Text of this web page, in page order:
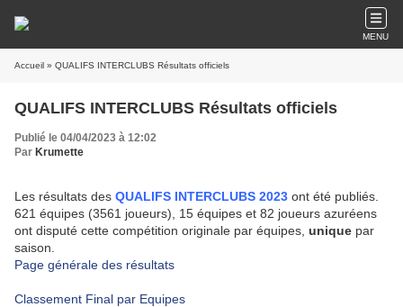
MENU
Accueil » QUALIFS INTERCLUBS Résultats officiels
QUALIFS INTERCLUBS Résultats officiels
Publié le 04/04/2023 à 12:02
Par Krumette
Les résultats des QUALIFS INTERCLUBS 2023 ont été publiés.
621 équipes (3561 joueurs), 15 équipes et 82 joueurs azuréens
ont disputé cette compétition originale par équipes, unique par
saison.
Page générale des résultats
Classement Final par Equipes